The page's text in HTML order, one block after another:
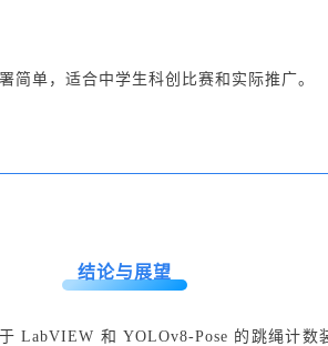
简单，适合中学生科创比赛和实际推广。
结论与展望
LabVIEW 和 YOLOv8-Pose 的跳绳计数